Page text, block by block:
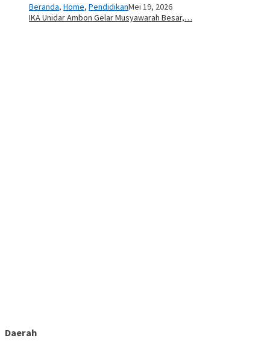
Beranda, Home, PendidikanMei 19, 2026
IKA Unidar Ambon Gelar Musyawarah Besar,…
Daerah